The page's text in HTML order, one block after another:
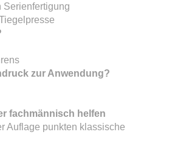
Serienfertigung
zur Anwendung?
fachmännisch helfen
Auflage punkten klassische